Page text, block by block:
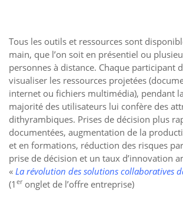
Tous les outils et ressources sont
main, que l’on soit en présentiel ou
personnes à distance. Chaque participant
visualiser les ressources projetées
internet ou fichiers multimédia), pendant
majorité des utilisateurs lui confère des
dithyrambiques. Prises de décision plus
documentées, augmentation de la
et en formations, réduction des risques
prise de décision et un taux d’innovation
« La révolution des solutions collaboratives
(1 eronglet de l’offre entreprise)